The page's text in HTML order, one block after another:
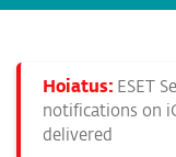
Hoiatus: ESET
notifications on
delivered